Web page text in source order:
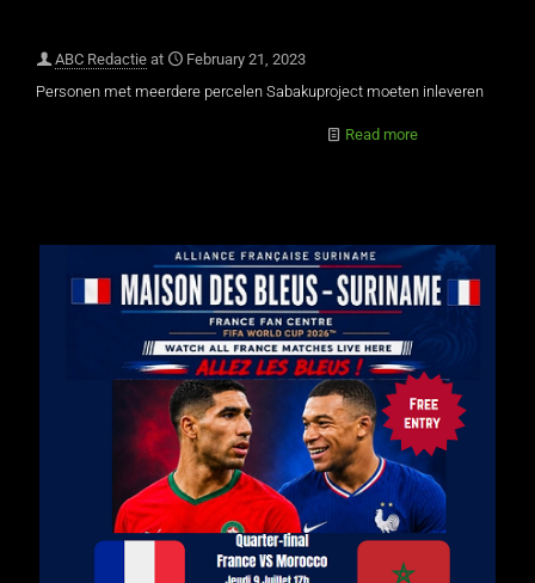
ABC Redactie at
February 21, 2023
Personen met meerdere percelen Sabakuproject moeten inleveren
Read more